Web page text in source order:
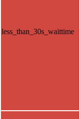
less_than_30s_waittime